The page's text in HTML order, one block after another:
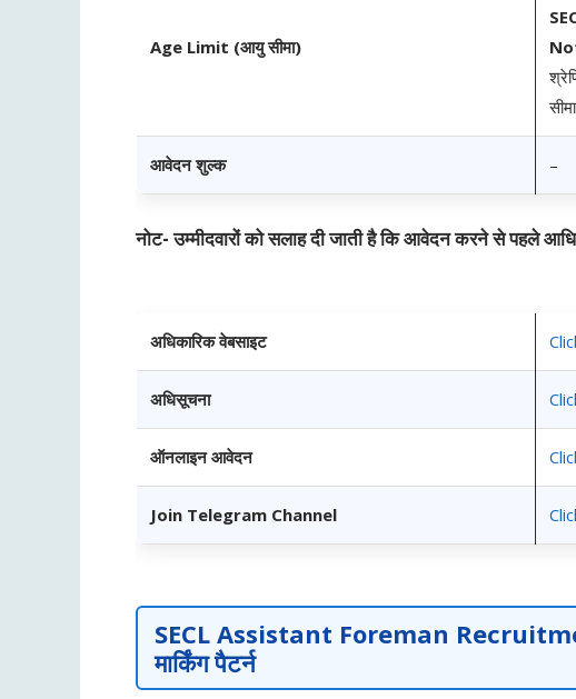
Age Limit (आयु सीमा)
आवेदन शुल्क –
नोट- उम्मीदवारों को सलाह दी जाती है कि आवेदन करने से पहले
अधिकारिक वेबसाइट
अधिसूचना
ऑनलाइन आवेदन
Join Telegram Channel
SECL Assistant Foreman
मार्किंग पैटर्न